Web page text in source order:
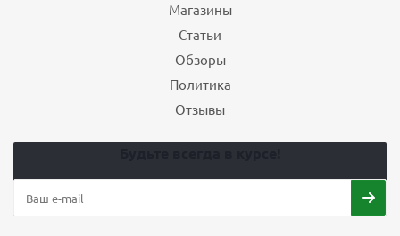
Магазины
Статьи
Обзоры
Политика
Отзывы